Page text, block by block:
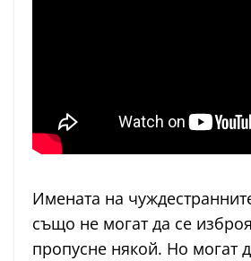
Имената на
също не могат да се
пропусне някой. Но могат